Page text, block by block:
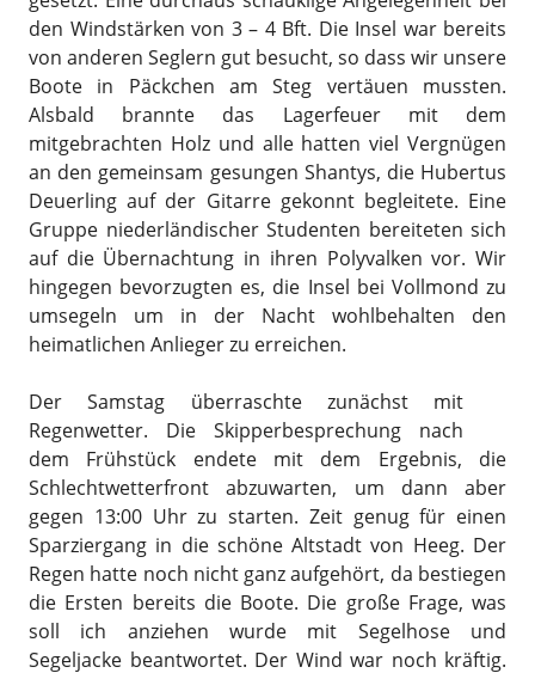
den Windstärken von 3 – 4 Bft. Die Insel war bereits
von anderen Seglern gut besucht, so dass wir unsere
Boote in Päckchen am Steg vertäuen mussten.
Alsbald brannte das Lagerfeuer mit dem
mitgebrachten Holz und alle hatten viel Vergnügen
an den gemeinsam gesungen Shantys, die Hubertus
Deuerling auf der Gitarre gekonnt begleitete. Eine
Gruppe niederländischer Studenten bereiteten sich
auf die Übernachtung in ihren Polyvalken vor. Wir
hingegen bevorzugten es, die Insel bei Vollmond zu
umsegeln um in der Nacht wohlbehalten den
heimatlichen Anlieger zu erreichen.
Der Samstag überraschte zunächst mit
Regenwetter. Die Skipperbesprechung nach
dem Frühstück endete mit dem Ergebnis, die
Schlechtwetterfront abzuwarten, um dann aber
gegen 13:00 Uhr zu starten. Zeit genug für einen
Sparziergang in die schöne Altstadt von Heeg. Der
Regen hatte noch nicht ganz aufgehört, da bestiegen
die Ersten bereits die Boote. Die große Frage, was
soll ich anziehen wurde mit Segelhose und
Segeljacke beantwortet. Der Wind war noch kräftig.